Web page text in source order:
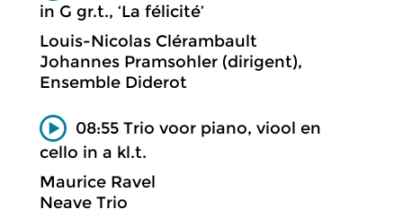
in G gr.t., ‘La félicité’
Louis-Nicolas Clérambault
Johannes Pramsohler (dirigent),
Ensemble Diderot
08:55 Trio voor piano, viool en
cello in a kl.t.
Maurice Ravel
Neave Trio